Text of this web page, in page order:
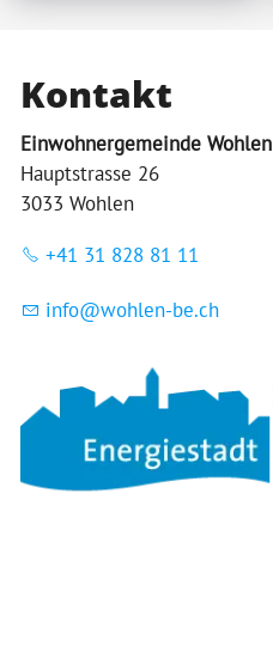
Kontakt
Einwohnergemeinde Wohlen
Hauptstrasse 26
3033 Wohlen
+41 31 828 81 11
nf w hl n-b ch